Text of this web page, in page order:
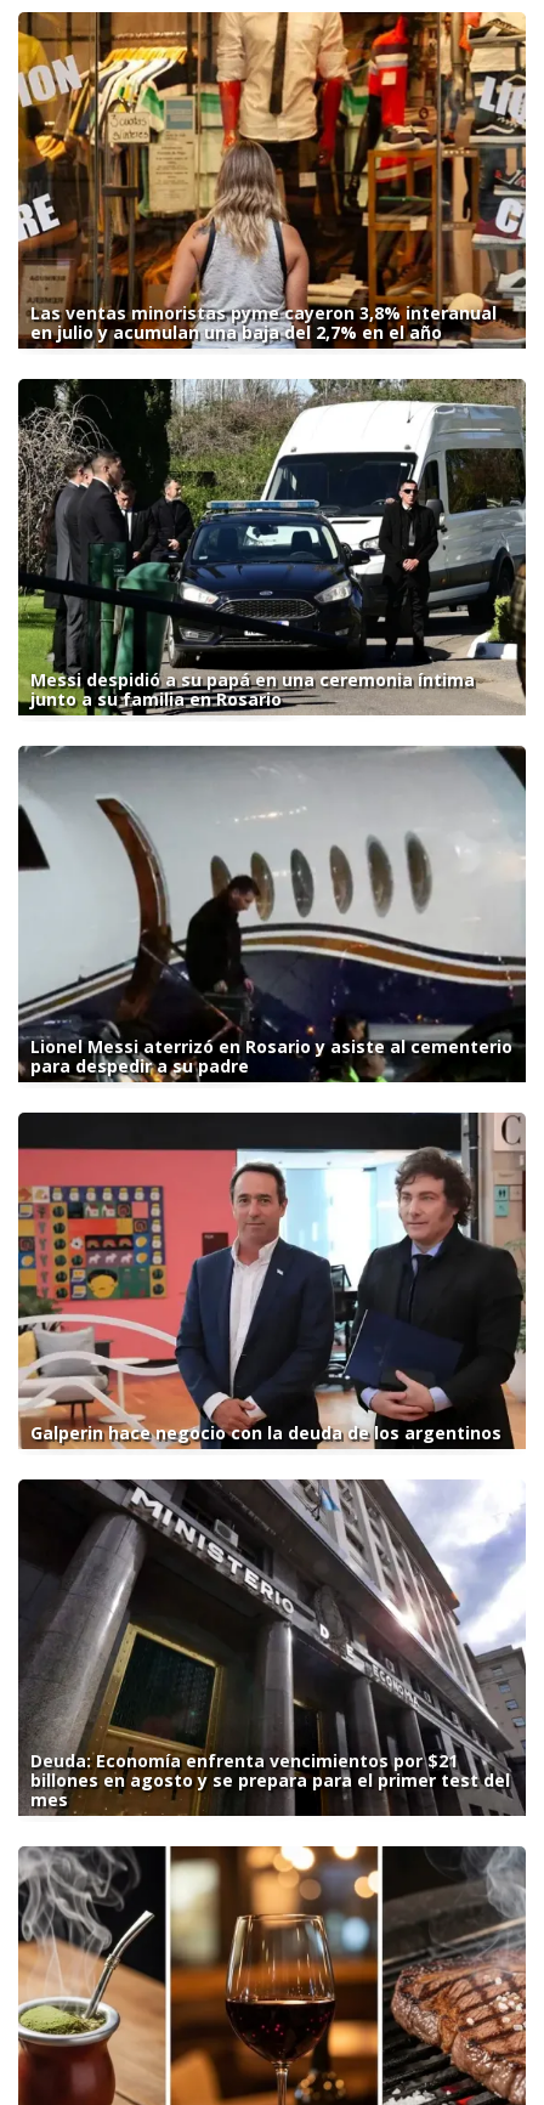
Las ventas minoristas pyme cayeron 3,8% interanual
en julio y acumulan una baja del 2,7% en el año
Messi despidió a su papá en una ceremonia íntima
junto a su familia en Rosario
Lionel Messi aterrizó en Rosario y asiste al cementerio
para despedir a su padre
Galperin hace negocio con la deuda de los argentinos
Deuda: Economía enfrenta vencimientos por $21
billones en agosto y se prepara para el primer test del
mes